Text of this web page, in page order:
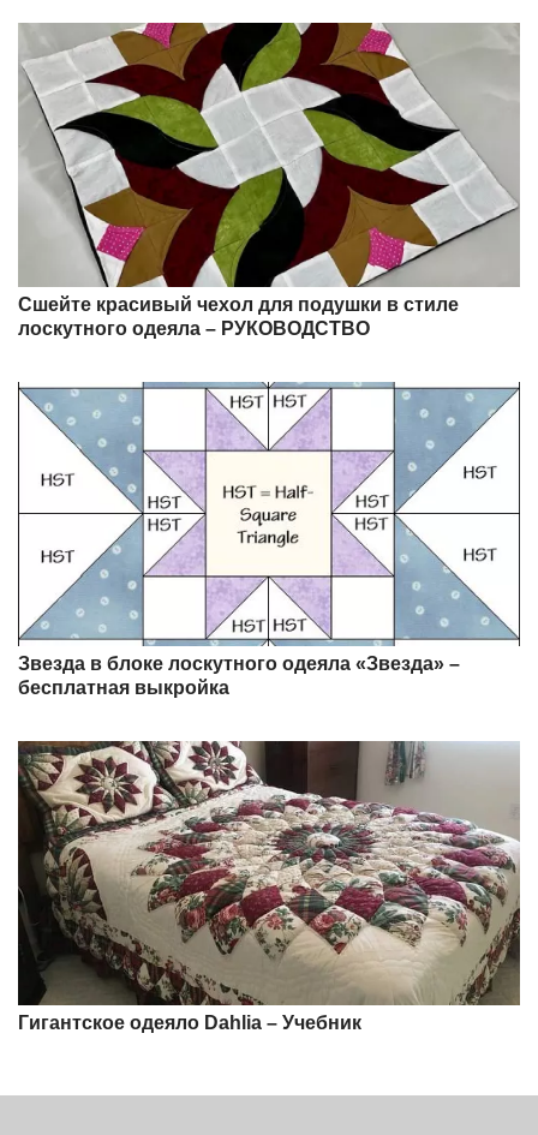
Сшейте красивый чехол для подушки в стиле
лоскутного одеяла – РУКОВОДСТВО
Звезда в блоке лоскутного одеяла «Звезда» –
бесплатная выкройка
Гигантское одеяло Dahlia – Учебник